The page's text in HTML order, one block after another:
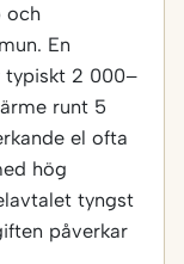
och
En
typiskt 2 000–
runt 5
el ofta
hög
tyngst
påverkar